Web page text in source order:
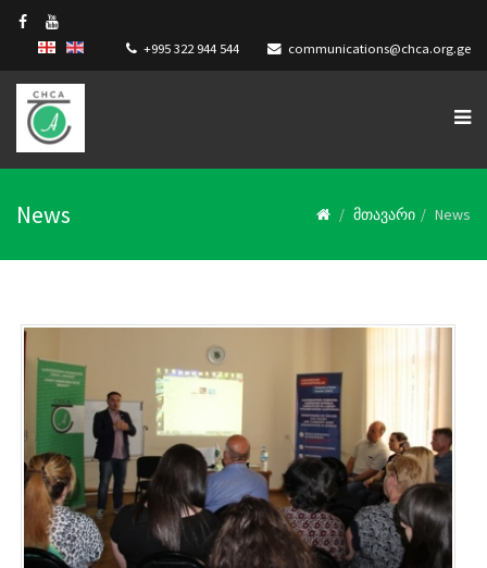
+995 322 944 544 communications@chca.org.ge
News მთავარი News